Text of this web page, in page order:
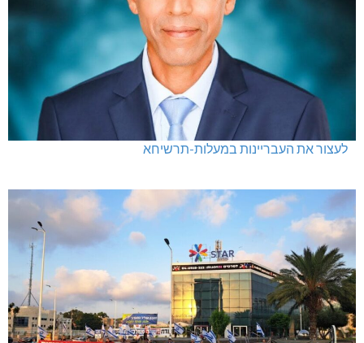
לעצור את העבריינות במעלות-תרשיחא